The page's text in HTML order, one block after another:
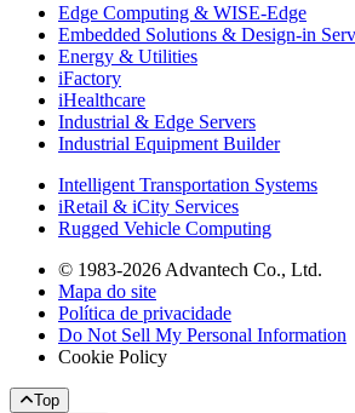
Edge Computing & WISE-Edge
Embedded Solutions & Design-in
Energy & Utilities
iFactory
iHealthcare
Industrial & Edge Servers
Industrial Equipment Builder
Intelligent Transportation Systems
iRetail & iCity Services
Rugged Vehicle Computing
© 1983-2026 Advantech Co., Ltd.
Mapa do site
Política de privacidade
Do Not Sell My Personal Information
Cookie Policy
Top